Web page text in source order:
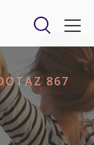
867